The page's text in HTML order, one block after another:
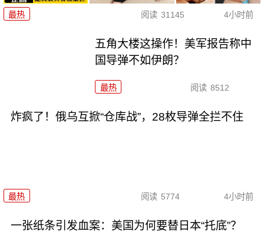
最热 阅读 31145 4小时前
五角大楼这操作！美军报告称中
国导弹不如伊朗？
最热 阅读 8512
炸疯了！俄乌互掀“仓库战”，28枚导弹全拦不住
最热 阅读 5774 4小时前
一张纸条引发血案：美国为何要替日本“托底”？